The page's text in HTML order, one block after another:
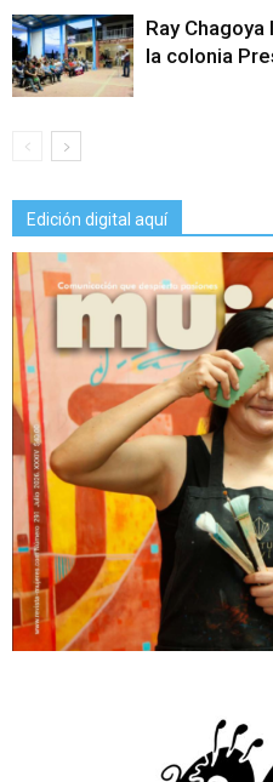
Ray
la colonia
Edición digital aquí